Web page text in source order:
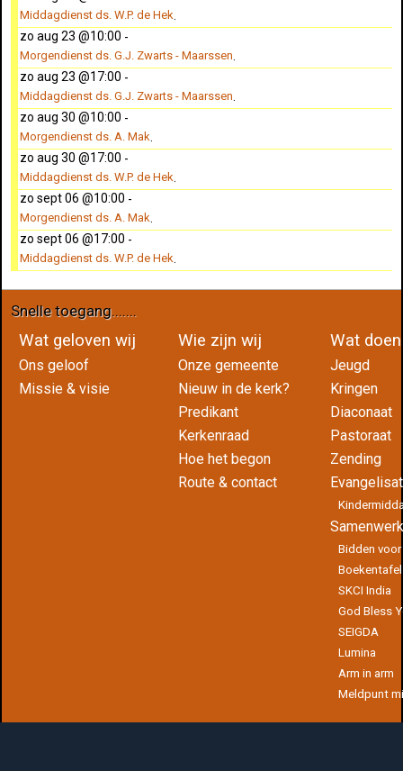
Middagdienst ds. W.P. de Hek
zo aug 23 @10:00 -
Morgendienst ds. G.J. Zwarts - Maarssen
zo aug 23 @17:00 -
Middagdienst ds. G.J. Zwarts - Maarssen
zo aug 30 @10:00 -
Morgendienst ds. A. Mak
zo aug 30 @17:00 -
Middagdienst ds. W.P. de Hek
zo sept 06 @10:00 -
Morgendienst ds. A. Mak
zo sept 06 @17:00 -
Middagdienst ds. W.P. de Hek
Snelle toegang.......
Wat geloven wij Wie zijn wij Wat
Ons geloof Onze gemeente
Jeugd
Missie & visie
Nieuw in de kerk?
Kringen
Predikant
Diaconaat
Kerkenraad
Pastoraat
Hoe het begon
Zending
Route & contact
Bidden
Boekentafel
SKCI India
God Bless
SEIGDA
Lumina
Arm in arm
Meldpunt